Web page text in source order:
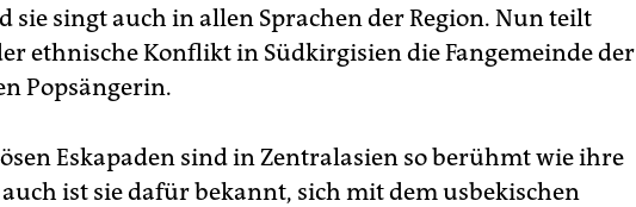
sie singt auch in allen Sprachen der Region. Nun teilt
ethnische Konflikt in Südkirgisien die Fangemeinde der
Popsängerin.
Eskapaden sind in Zentralasien so berühmt wie ihre
ist sie dafür bekannt, sich mit dem usbekischen